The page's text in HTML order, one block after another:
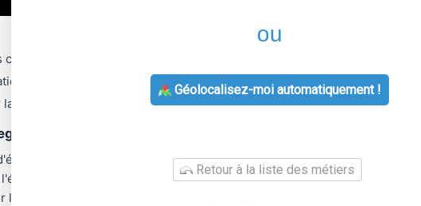
Vérifiez le prix du kWh TTC et l'abonnement annuel
/ heures pleines
(sans frais en général)
réactivité du service
: la marche à suivre
est gratuit et sans coupurepour les habitants de Beganne. Il
PCE pour le gaz). L'ancien contrat est résilié
le jour du changement pour éviter toute contestation sur votre dernière